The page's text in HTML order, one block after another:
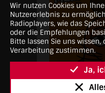
Wir nutzen Cookies um
Nutzererlebnis zu
Radioplayers, wie das
oder die Empfehlungen
Bitte lassen Sie uns wissen,
Verarbeitung zustimmen.
Ja,